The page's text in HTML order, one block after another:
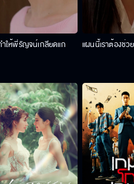
ให้พี่รัญจน์เกลียดแก แผนนี้เราต้องช่ว